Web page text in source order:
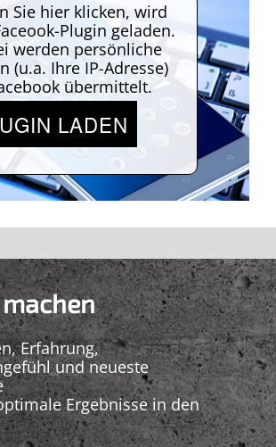
Sie hier klicken, wird
Plugin geladen.
werden persönliche
(u.a. Ihre IP-Adresse)
übermittelt.
LADEN
Erfahrung,
und neueste
Ergebnisse in den